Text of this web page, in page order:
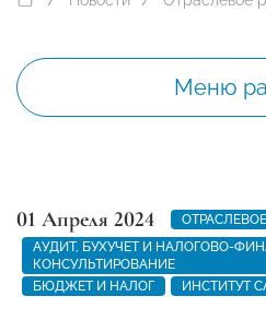
Меню
01 Апреля 2024
АУДИТ, БУХУЧЕТ И НАЛОГОВО-
КОНСУЛЬТИРОВАНИЕ
БЮДЖЕТ И НАЛОГ
ИНСТИТУТ